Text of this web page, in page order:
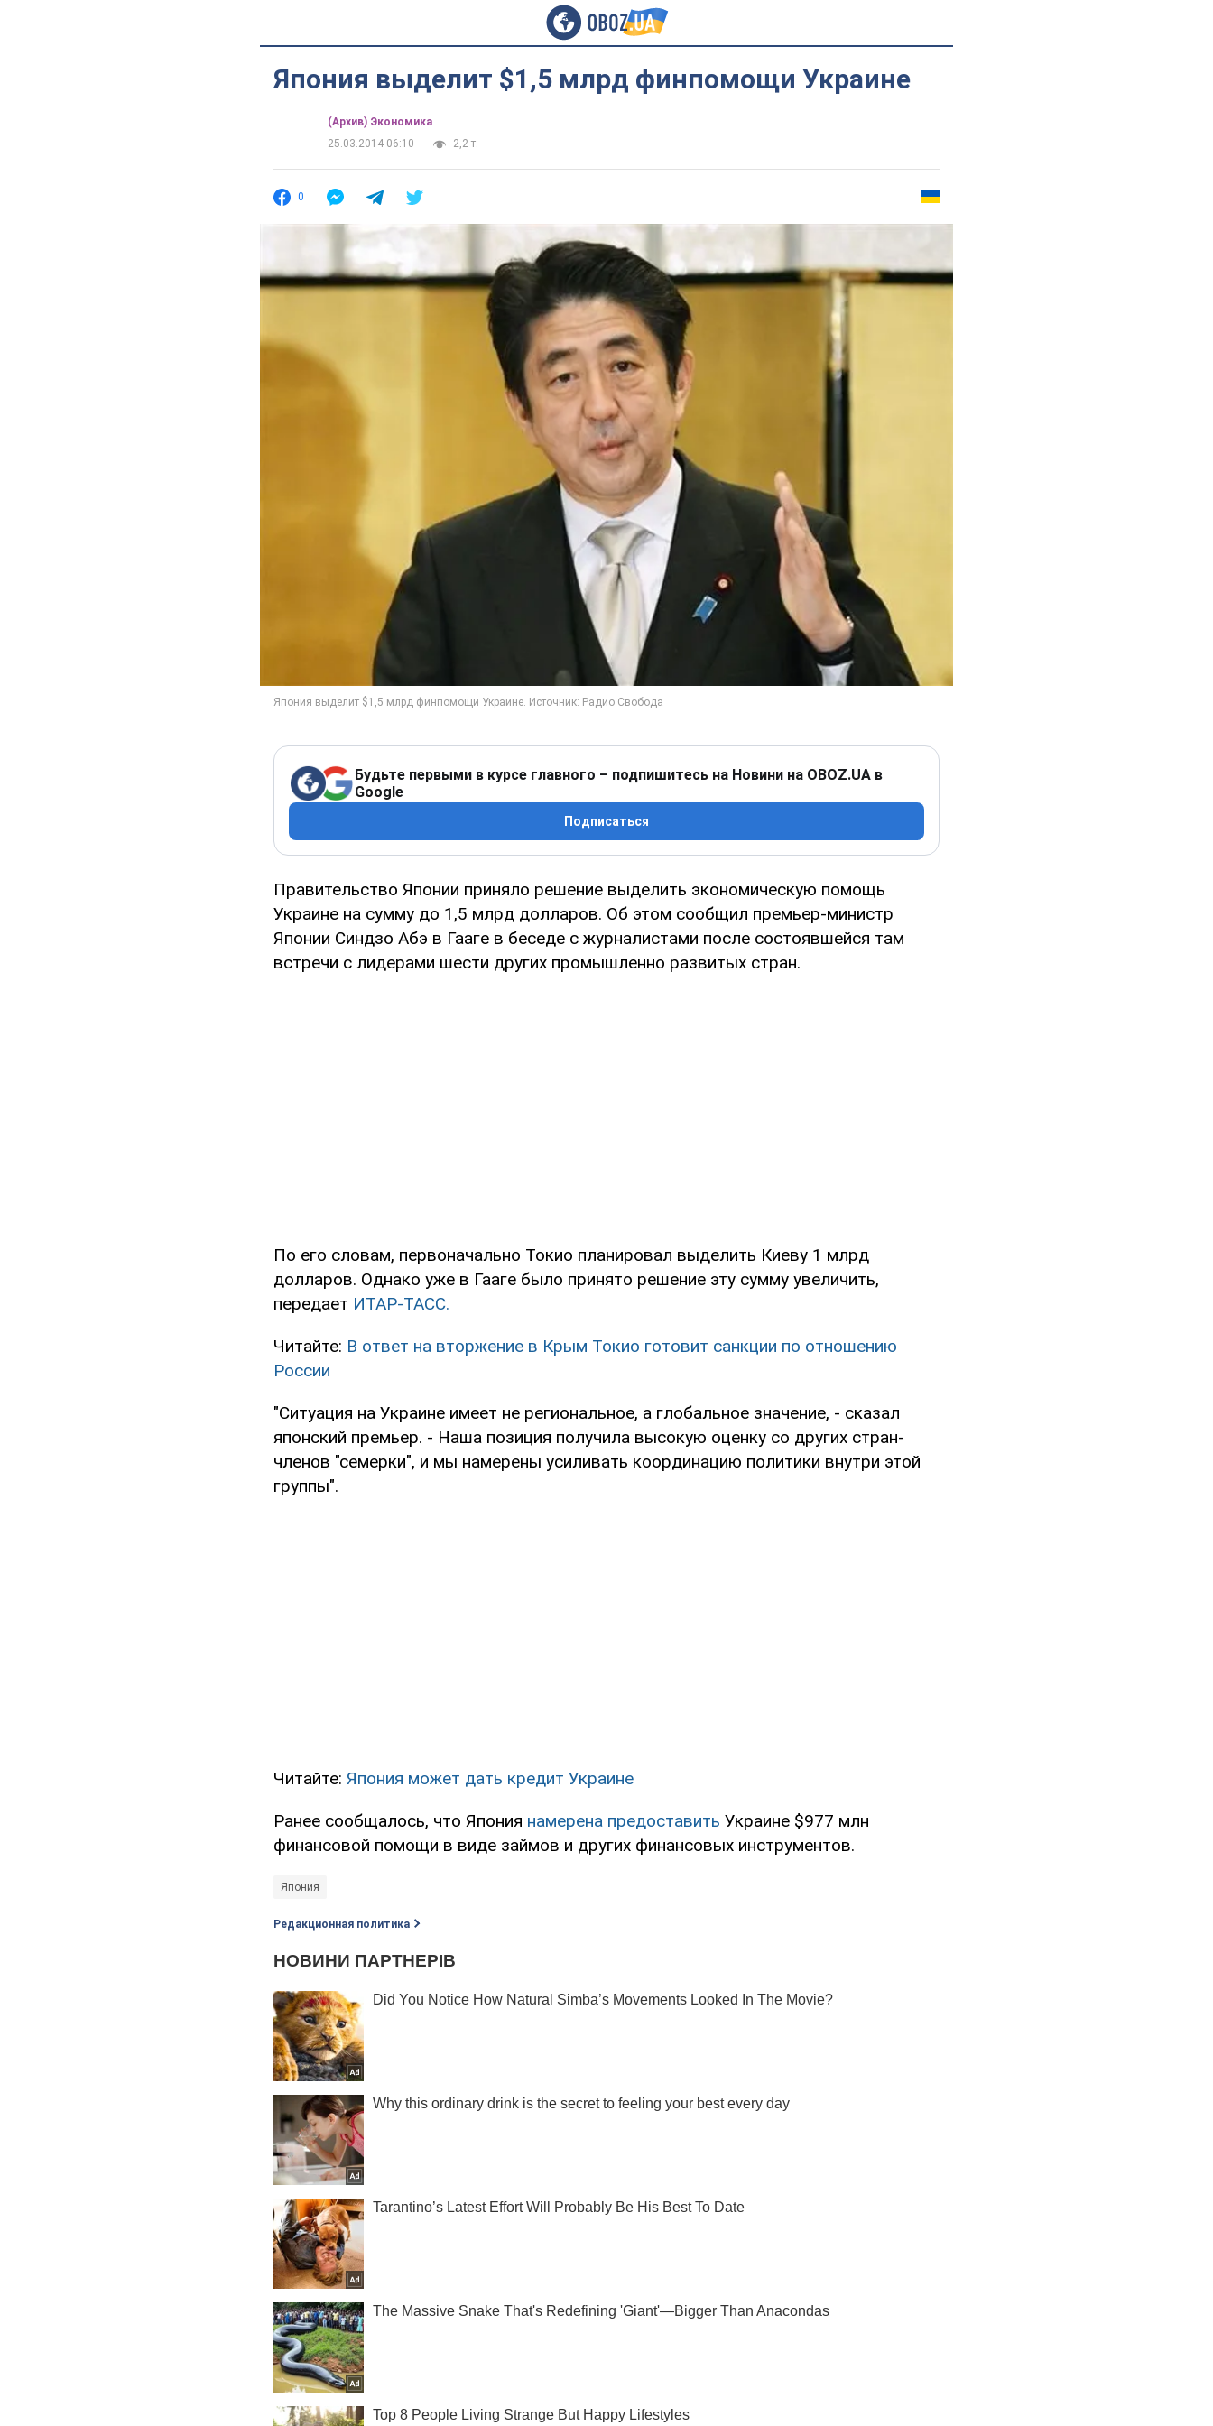
Япония выделит $1,5 млрд финпомощи Украине
(Архив) Экономика
25.03.2014 06:10
2,2 т.
0
Будьте первыми в курсе главного – подпишитесь на Новини на OBOZ.UA в
Google
Подписаться
Правительство Японии приняло решение выделить экономическую помощь
Украине на сумму до 1,5 млрд долларов. Об этом сообщил премьер-министр
Японии Синдзо Абэ в Гааге в беседе с журналистами после состоявшейся там
встречи с лидерами шести других промышленно развитых стран.
По его словам, первоначально Токио планировал выделить Киеву 1 млрд
долларов. Однако уже в Гааге было принято решение эту сумму увеличить,
передает ИТАР-ТАСС.
Читайте: В ответ на вторжение в Крым Токио готовит санкции по отношению
России
"Ситуация на Украине имеет не региональное, а глобальное значение, - сказал
японский премьер. - Наша позиция получила высокую оценку со других стран-
членов "семерки", и мы намерены усиливать координацию политики внутри этой
группы".
Читайте: Япония может дать кредит Украине
Ранее сообщалось, что Япония намерена предоставить Украине $977 млн
финансовой помощи в виде займов и других финансовых инструментов.
Япония
Редакционная политика